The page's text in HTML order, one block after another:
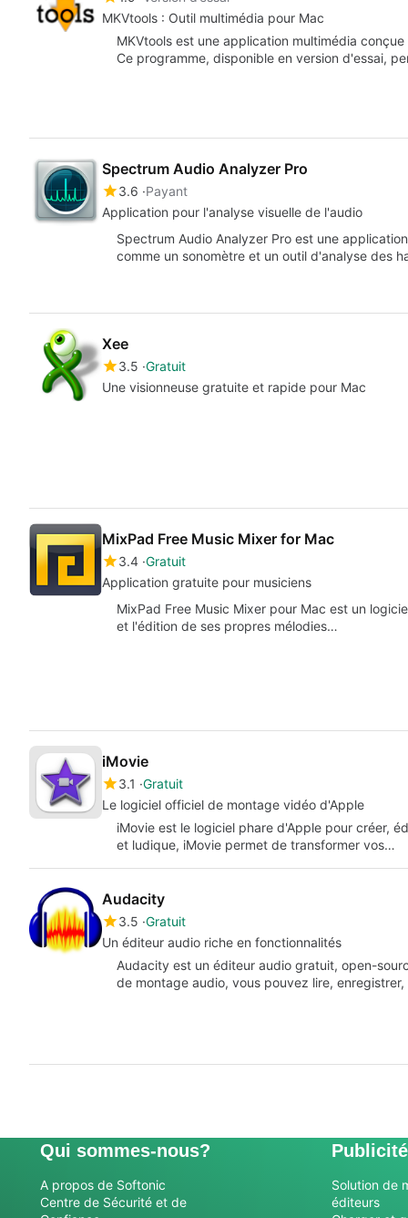
MKVtools : Outil multimédia pour Mac
MKVtools est une application multimédia
Ce programme, disponible en version d'essai,
Spectrum Audio Analyzer Pro
3.6 Payant
Application pour l'analyse visuelle de l'audio
Spectrum Audio Analyzer Pro est une
comme un sonomètre et un outil d'analyse des
Xee
3.5 Gratuit
Une visionneuse gratuite et rapide pour Mac
MixPad Free Music Mixer for Mac
3.4 Gratuit
Application gratuite pour musiciens
MixPad Free Music Mixer pour Mac est un
et l'édition de ses propres mélodies…
iMovie
3.1 Gratuit
Le logiciel officiel de montage vidéo d'Apple
iMovie est le logiciel phare d'Apple pour créer,
et ludique, iMovie permet de transformer vos…
Audacity
3.5 Gratuit
Un éditeur audio riche en fonctionnalités
Audacity est un éditeur audio gratuit, open-
de montage audio, vous pouvez lire,
Qui sommes-nous?
A propos de Softonic
Centre de Sécurité et de
Publicité
Solution de
éditeurs